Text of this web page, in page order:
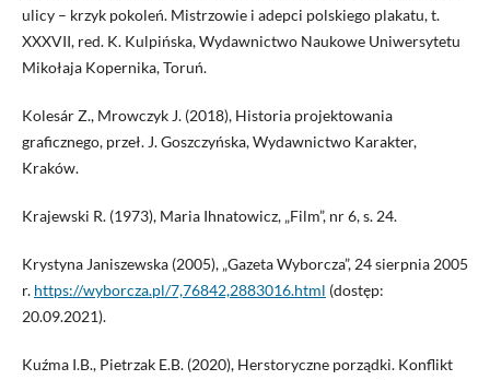
ulicy – krzyk pokoleń. Mistrzowie i adepci polskiego plakatu, t.
XXXVII, red. K. Kulpińska, Wydawnictwo Naukowe Uniwersytetu
Mikołaja Kopernika, Toruń.
Kolesár Z., Mrowczyk J. (2018), Historia projektowania
graficznego, przeł. J. Goszczyńska, Wydawnictwo Karakter,
Kraków.
Krajewski R. (1973), Maria Ihnatowicz, „Film”, nr 6, s. 24.
Krystyna Janiszewska (2005), „Gazeta Wyborcza”, 24 sierpnia 2005
r. https://wyborcza.pl/7,76842,2883016.html (dostęp:
20.09.2021).
Kuźma I.B., Pietrzak E.B. (2020), Herstoryczne porządki. Konflikt